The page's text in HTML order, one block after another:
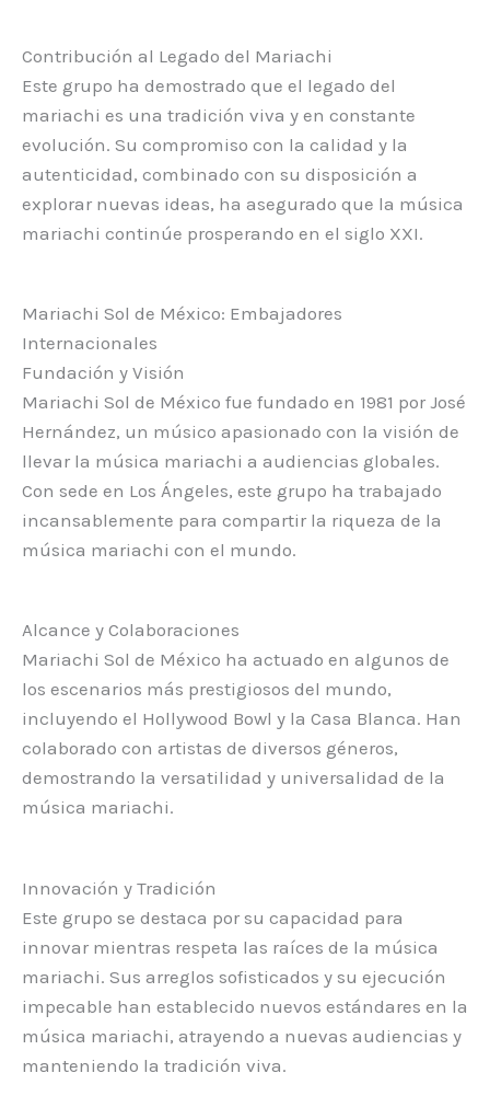
Contribución al Legado del Mariachi
Este grupo ha demostrado que el legado del
mariachi es una tradición viva y en constante
evolución. Su compromiso con la calidad y la
autenticidad, combinado con su disposición a
explorar nuevas ideas, ha asegurado que la música
mariachi continúe prosperando en el siglo XXI.
Mariachi Sol de México: Embajadores
Internacionales
Fundación y Visión
Mariachi Sol de México fue fundado en 1981 por José
Hernández, un músico apasionado con la visión de
llevar la música mariachi a audiencias globales.
Con sede en Los Ángeles, este grupo ha trabajado
incansablemente para compartir la riqueza de la
música mariachi con el mundo.
Alcance y Colaboraciones
Mariachi Sol de México ha actuado en algunos de
los escenarios más prestigiosos del mundo,
incluyendo el Hollywood Bowl y la Casa Blanca. Han
colaborado con artistas de diversos géneros,
demostrando la versatilidad y universalidad de la
música mariachi.
Innovación y Tradición
Este grupo se destaca por su capacidad para
innovar mientras respeta las raíces de la música
mariachi. Sus arreglos sofisticados y su ejecución
impecable han establecido nuevos estándares en la
música mariachi, atrayendo a nuevas audiencias y
manteniendo la tradición viva.